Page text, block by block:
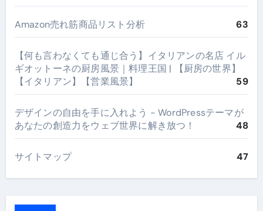
Amazon売れ筋商品リスト分析 63
【何も言わなくても通じ合う】イタリアンの名店 イル
ギオットーネの厨房風景｜料理王国 | 【厨房の世界】
【イタリアン】【営業風景】
59
デザインの自由を手に入れよう - WordPressテーマが
あなたの創造力をウェブ世界に解き放つ！
48
サイトマップ 47